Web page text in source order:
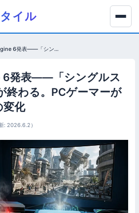
イル
Unreal Engine 6発表——「シングルスレッド地獄」が終わる。PCゲーマーが知るべき5つの変化
6発表——「シングルス
終わる。PCゲーマーが
変化
: 2026.6.2）